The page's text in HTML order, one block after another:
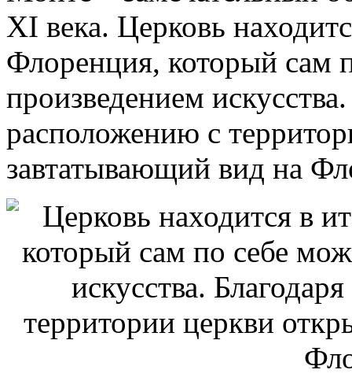
XI века. Церковь
Флоренция, который сам
произведением
расположению с
завтатывающий вид на